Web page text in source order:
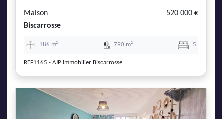
Maison
520 000 €
Biscarrosse
186 m² 790 m² 5
REF1165 - AJP Immobilier Biscarrosse